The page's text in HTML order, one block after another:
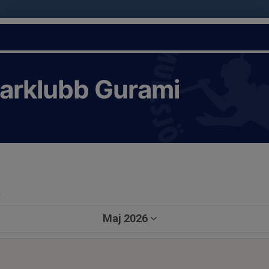
Gurami
Maj 2026